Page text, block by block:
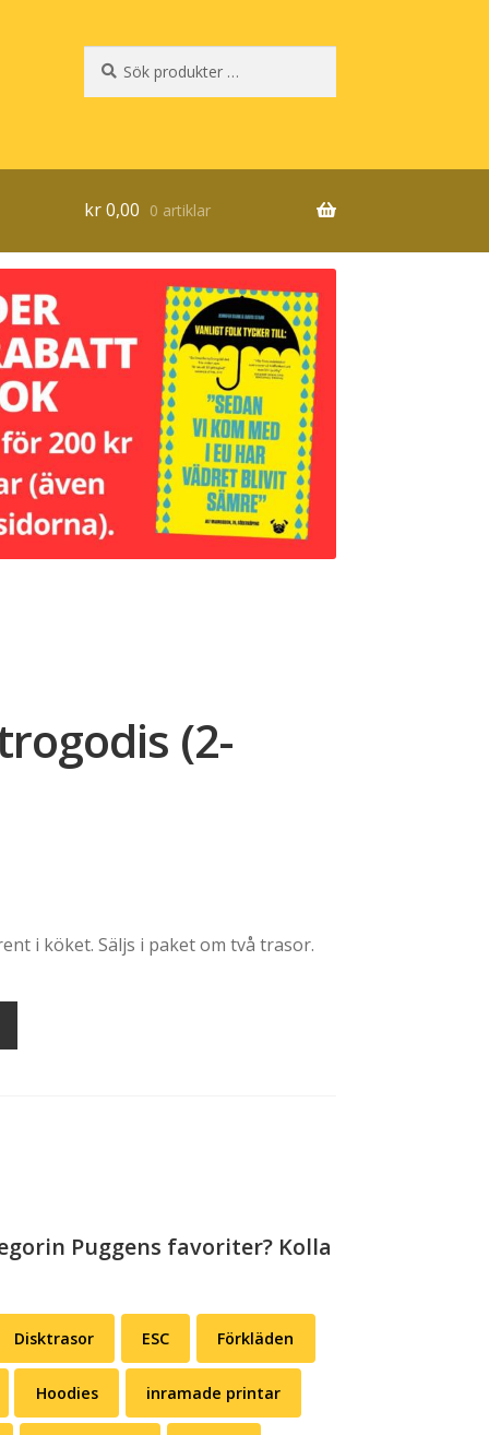
efter:
kr0,00 0 artiklar
(2-
i köket. Säljs i paket om två trasor.
Puggens favoriter? Kolla
Disktrasor ESC Förkläden
Hoodies inramade printar